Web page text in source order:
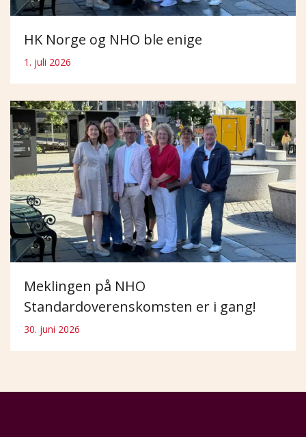
HK Norge og NHO ble enige
1. juli 2026
Meklingen på NHO
Standardoverenskomsten er i gang!
30. juni 2026